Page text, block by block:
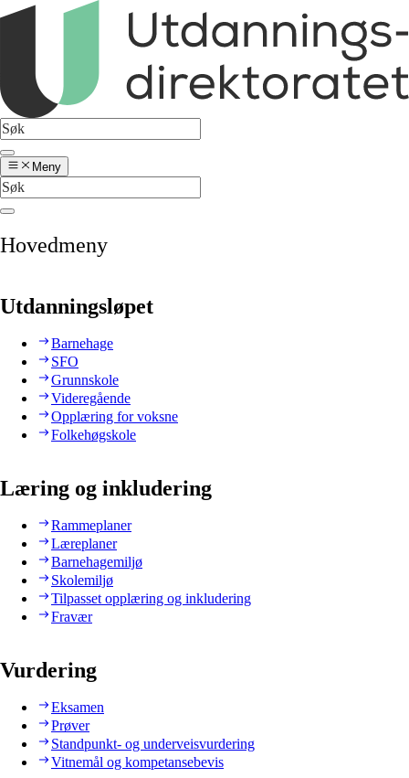
Meny
Hovedmeny
Utdanningsløpet
Barnehage
SFO
Grunnskole
Videregående
Opplæring for voksne
Folkehøgskole
Læring og inkludering
Rammeplaner
Læreplaner
Barnehagemiljø
Skolemiljø
Tilpasset opplæring og inkludering
Fravær
Vurdering
Eksamen
Prøver
Standpunkt- og underveisvurdering
Vitnemål og kompetansebevis